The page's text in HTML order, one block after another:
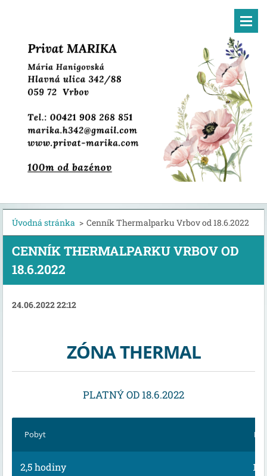
Úvodná stránka > Cenník Thermalparku Vrbov od 18.6.2022
CENNÍK THERMALPARKU VRBOV OD
18.6.2022
24.06.2022 22:12
ZÓNA THERMAL
PLATNÝ OD 18.6.2022
Pobyt
2,5 hodiny